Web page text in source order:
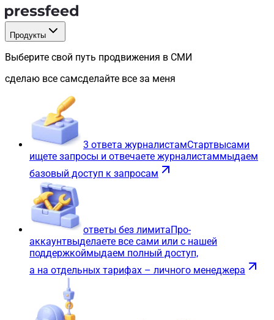
Продукты
Выберите свой путь продвижения в СМИ
сделаю все самсделайте все за меня
3 ответа журналистамСтартвысами
ищете запросы и отвечаете журналистаммыдаем
базовый доступ к запросам
ответы без лимитаПро-
аккаунтвыделаете все сами или с нашей
поддержкоймыдаем полный доступ,
а на отдельных тарифах – личного менеджера